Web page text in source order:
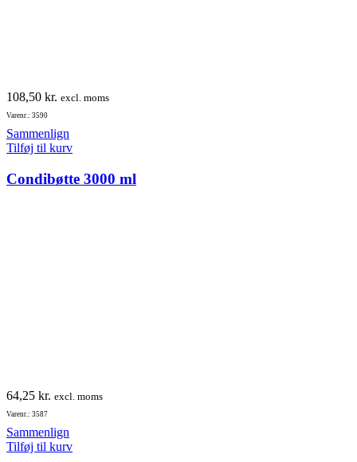
108,50 kr. excl. moms
Varenr.: 3590
Sammenlign
Tilføj til kurv
Condibøtte 3000 ml
64,25 kr. excl. moms
Varenr.: 3587
Sammenlign
Tilføj til kurv